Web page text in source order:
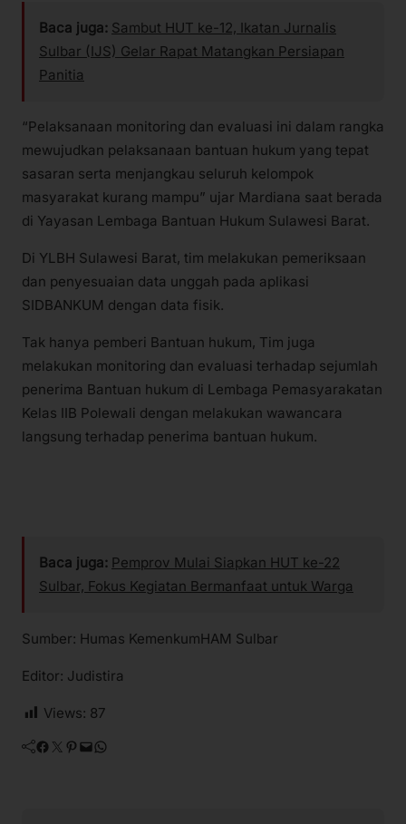
Baca juga: Sambut HUT ke-12, Ikatan Jurnalis
Sulbar (IJS) Gelar Rapat Matangkan Persiapan
Panitia
“Pelaksanaan monitoring dan evaluasi ini dalam rangka
mewujudkan pelaksanaan bantuan hukum yang tepat
sasaran serta menjangkau seluruh kelompok
masyarakat kurang mampu” ujar Mardiana saat berada
di Yayasan Lembaga Bantuan Hukum Sulawesi Barat.
Di YLBH Sulawesi Barat, tim melakukan pemeriksaan
dan penyesuaian data unggah pada aplikasi
SIDBANKUM dengan data fisik.
Tak hanya pemberi Bantuan hukum, Tim juga
melakukan monitoring dan evaluasi terhadap sejumlah
penerima Bantuan hukum di Lembaga Pemasyarakatan
Kelas IIB Polewali dengan melakukan wawancara
langsung terhadap penerima bantuan hukum.
Baca juga: Pemprov Mulai Siapkan HUT ke-22
Sulbar, Fokus Kegiatan Bermanfaat untuk Warga
Sumber: Humas KemenkumHAM Sulbar
Editor: Judistira
Views: 87
Facebook Twitter Pinterest Mail WhatsApp